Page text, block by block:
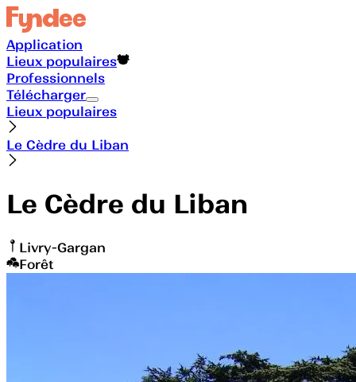
Application
Lieux populaires
Professionnels
Télécharger
Lieux populaires
Le Cèdre du Liban
Le Cèdre du Liban
Livry-Gargan
Forêt